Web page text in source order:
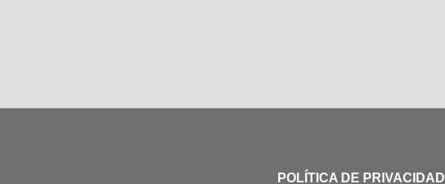
POLÍTICA DE PRIVACIDAD